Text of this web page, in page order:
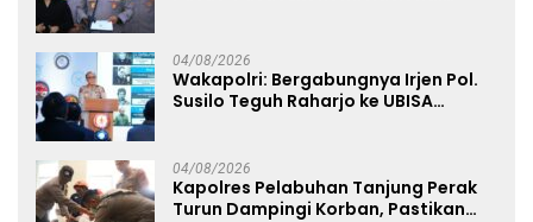
04/08/2026
Wakapolri: Bergabungnya Irjen Pol.
Susilo Teguh Raharjo ke UBISA
04/08/2026
Kapolres Pelabuhan Tanjung Perak
Turun Dampingi Korban, Pastikan